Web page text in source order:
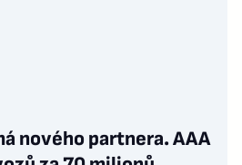
nového partnera. AAA